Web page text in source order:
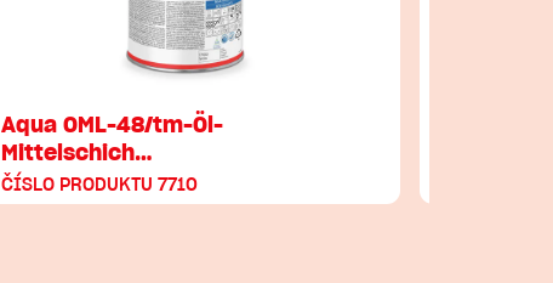
Aqua OML-48/tm-Öl-
Mittelschich…
ČÍSLO PRODUKTU 7710